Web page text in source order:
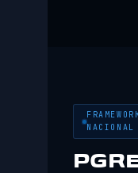
NACIONAL